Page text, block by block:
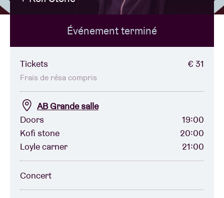
Location de salles
BRDCST
ABtv
Chèque-concert
À propos de l'AB
Contact
Événement terminé
Tickets € 31
Frais de résa compris
AB Grande salle
Doors
19:00
Kofi stone
20:00
Loyle carner
21:00
Concert